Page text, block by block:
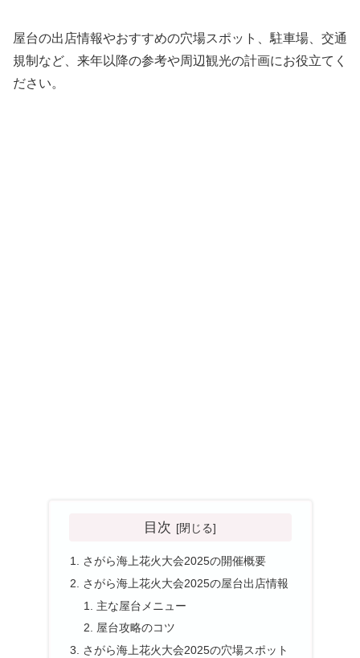
屋台の出店情報やおすすめの穴場スポット、駐車場、交通
規制など、来年以降の参考や周辺観光の計画にお役立てく
ださい。
目次
さがら海上花火大会2025の開催概要
さがら海上花火大会2025の屋台出店情報
主な屋台メニュー
屋台攻略のコツ
さがら海上花火大会2025の穴場スポット